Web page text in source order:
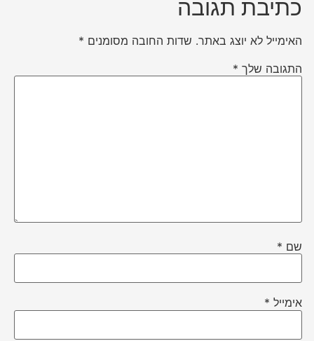
כתיבת תגובה
האימייל לא יוצג באתר. שדות החובה מסומנים *
התגובה שלך *
שם *
אימייל *